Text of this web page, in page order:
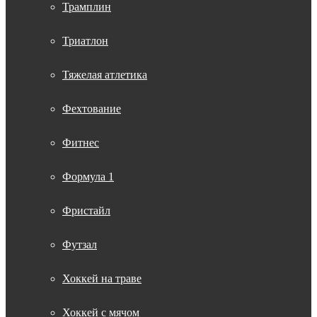
Трамплин
Триатлон
Тяжелая атлетика
Фехтование
Фитнес
Формула 1
Фристайл
Футзал
Хоккей на траве
Хоккей с мячом